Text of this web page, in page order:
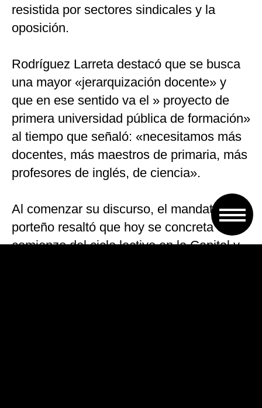
resistida por sectores sindicales y la
oposición.
Rodríguez Larreta destacó que se busca
una mayor «jerarquización docente» y
que en ese sentido va el » proyecto de
primera universidad pública de formación»
al tiempo que señaló: «necesitamos más
docentes, más maestros de primaria, más
profesores de inglés, de ciencia».
Al comenzar su discurso, el mandatario
porteño resaltó que hoy se concreta el
comienzo del ciclo lectivo en la Capital y